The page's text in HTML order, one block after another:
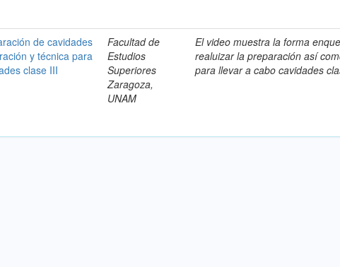
de cavidades
y técnica para
clase III
Facultad de
Estudios
Superiores
Zaragoza,
UNAM
El video muestra la forma
realuizar la preparación así
para llevar a cabo cavidades